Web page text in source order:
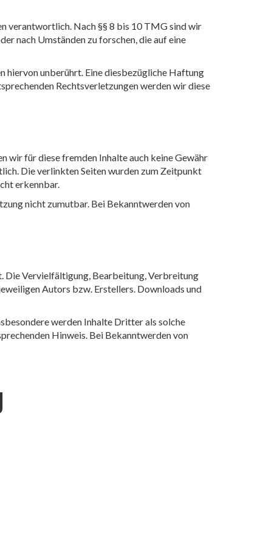
verantwortlich. Nach §§ 8 bis 10 TMG sind wir
nach Umständen zu forschen, die auf eine
hiervon unberührt. Eine diesbezügliche Haftung
Rechtsverletzungen werden wir diese
wir für diese fremden Inhalte auch keine Gewähr
Die verlinkten Seiten wurden zum Zeitpunkt
erkennbar.
nicht zumutbar. Bei Bekanntwerden von
Die Vervielfältigung, Bearbeitung, Verbreitung
Autors bzw. Erstellers. Downloads und
werden Inhalte Dritter als solche
Hinweis. Bei Bekanntwerden von